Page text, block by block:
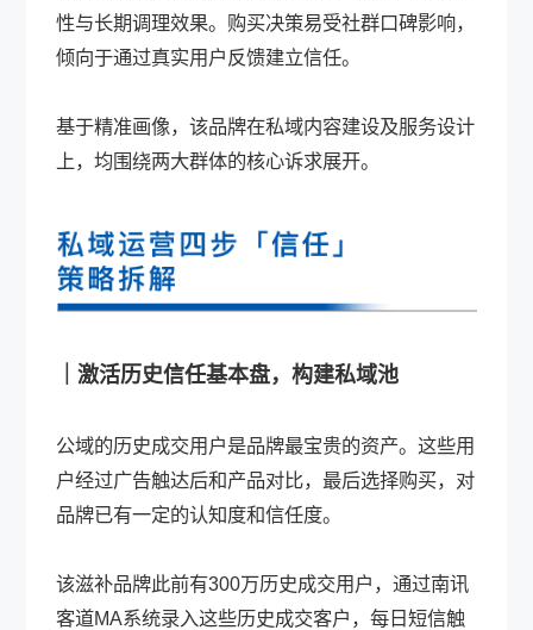
性与长期调理效果。购买决策易受社群口碑影响，
倾向于通过真实用户反馈建立信任。
基于精准画像，该品牌在私域内容建设及服务设计
上，均围绕两大群体的核心诉求展开。
｜激活历史信任基本盘，构建私域池
公域的历史成交用户是品牌最宝贵的资产。这些用
户经过广告触达后和产品对比，最后选择购买，对
品牌已有一定的认知度和信任度。
该滋补品牌此前有300万历史成交用户，通过南讯
客道MA系统录入这些历史成交客户，每日短信触